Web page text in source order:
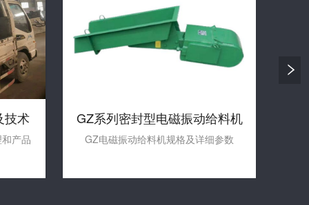
技术
产品
GZ系列密封型电磁振动给料机
GZ电磁振动给料机规格及详细参数